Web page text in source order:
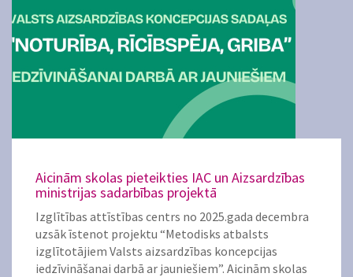
Aicinām skolas pieteikties IAC un Aizsardzības
ministrijas sadarbības projektā
Izglītības attīstības centrs no 2025.gada decembra
uzsāk īstenot projektu “Metodisks atbalsts
izglītotājiem Valsts aizsardzības koncepcijas
iedzīvināšanai darbā ar jauniešiem”. Aicinām skolas